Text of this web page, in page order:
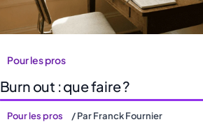
Pour les pros
Burn out : que faire ?
Pour les pros / ParFranck Fournier